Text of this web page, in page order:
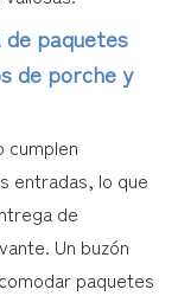
de paquetes
de porche y
cumplen
entradas, lo que
de
Un buzón
paquetes